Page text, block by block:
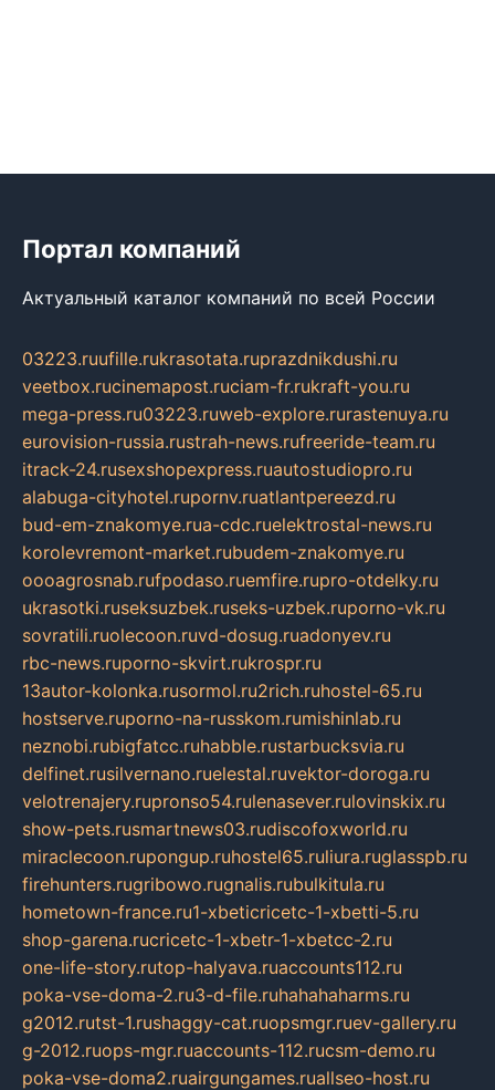
Портал компаний
Актуальный каталог компаний по всей России
03223.ruufille.rukrasotata.ruprazdnikdushi.ru
veetbox.rucinemapost.ruciam-fr.rukraft-you.ru
mega-press.ru03223.ruweb-explore.rurastenuya.ru
eurovision-russia.rustrah-news.rufreeride-team.ru
itrack-24.rusexshopexpress.ruautostudiopro.ru
alabuga-cityhotel.rupornv.ruatlantpereezd.ru
bud-em-znakomye.rua-cdc.ruelektrostal-news.ru
korolevremont-market.rubudem-znakomye.ru
oooagrosnab.rufpodaso.ruemfire.rupro-otdelky.ru
ukrasotki.ruseksuzbek.ruseks-uzbek.ruporno-vk.ru
sovratili.ruolecoon.ruvd-dosug.ruadonyev.ru
rbc-news.ruporno-skvirt.rukrospr.ru
13autor-kolonka.rusormol.ru2rich.ruhostel-65.ru
hostserve.ruporno-na-russkom.rumishinlab.ru
neznobi.rubigfatcc.ruhabble.rustarbucksvia.ru
delfinet.rusilvernano.ruelestal.ruvektor-doroga.ru
velotrenajery.rupronso54.rulenasever.rulovinskix.ru
show-pets.rusmartnews03.rudiscofoxworld.ru
miraclecoon.rupongup.ruhostel65.ruliura.ruglasspb.ru
firehunters.rugribowo.rugnalis.rubulkitula.ru
hometown-france.ru1-xbeticricetc-1-xbetti-5.ru
shop-garena.rucricetc-1-xbetr-1-xbetcc-2.ru
one-life-story.rutop-halyava.ruaccounts112.ru
poka-vse-doma-2.ru3-d-file.ruhahahaharms.ru
g2012.rutst-1.rushaggy-cat.ruopsmgr.ruev-gallery.ru
g-2012.ruops-mgr.ruaccounts-112.rucsm-demo.ru
poka-vse-doma2.ruairgungames.ruallseo-host.ru